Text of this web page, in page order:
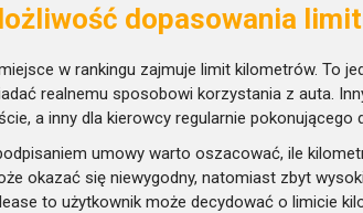
dopasowania
w rankingu zajmuje limit kilometrów. To
realnemu sposobowi korzystania z auta.
a inny dla kierowcy regularnie pokonującego
umowy warto oszacować, ile
okazać się niewygodny, natomiast zbyt
to użytkownik może decydować o limicie